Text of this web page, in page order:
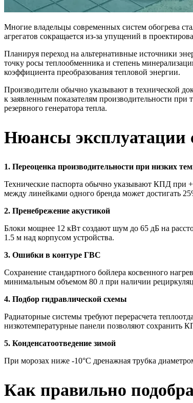
Многие владельцы современных систем обогрева
агрегатов сокращается из-за упущений в
Планируя переход на альтернативные источники
точку росы теплообменника и степень
коэффициента преобразования тепловой энергии.
Производители обычно указывают в технической
к заявленным показателям производительности при
резервного генератора тепла.
Нюансы эксплуатации
1. Переоценка производительности при низких
Технические паспорта обычно указывают КПД при
между линейками одного бренда может достигать
2. Пренебрежение акустикой
Блоки мощнее 12 кВт создают шум до 65 дБ на
1.5 м над корпусом устройства.
3. Ошибки в контуре ГВС
Сохранение стандартного бойлера косвенного
минимальным объемом 80 л при наличии
4. Подбор гидравлической схемы
Радиаторные системы требуют перерасчета
низкотемпературные панели позволяют сохранить
5. Конденсатоотведение зимой
При морозах ниже -10°C дренажная трубка
Как правильно